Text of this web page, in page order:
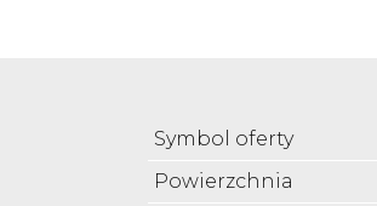
Symbol oferty
Powierzchnia